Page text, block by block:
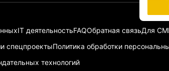
IT деятельностьFAQОбратная связьДля
спецпроектыПолитика обработки
технологий